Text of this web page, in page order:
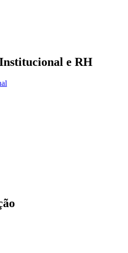
e RH